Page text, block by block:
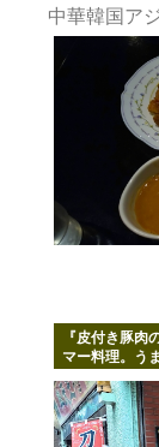
中華韓国ア
『皮付き豚
マー料理。う